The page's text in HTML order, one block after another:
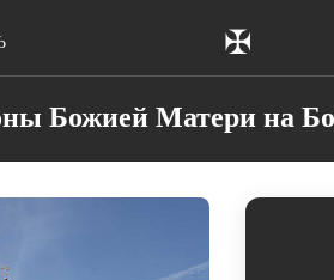
✠
Божией Матери на